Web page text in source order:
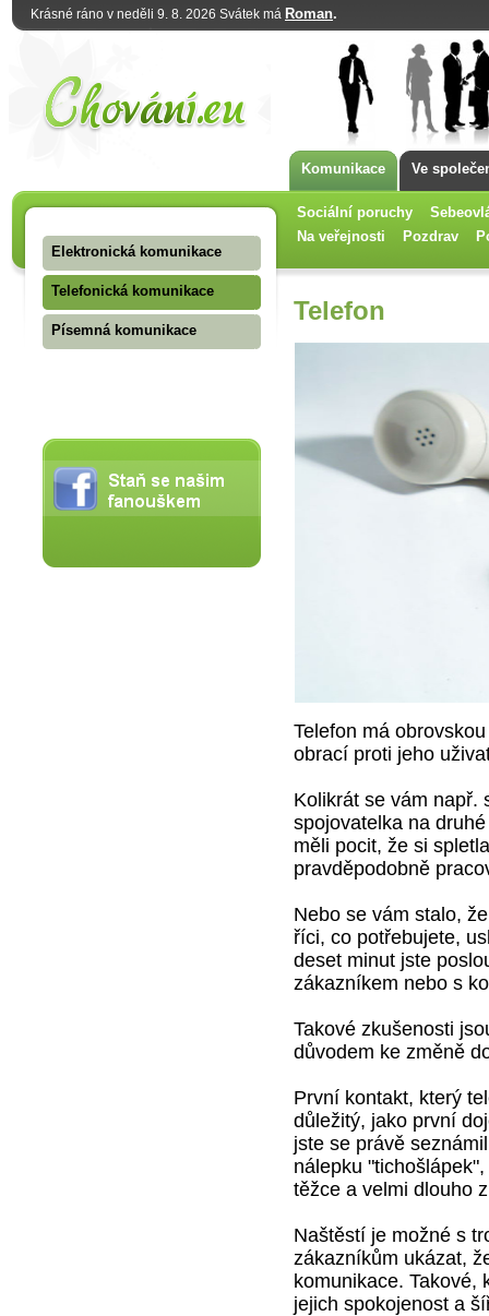
Krásné ráno v neděli 9. 8. 2026 Svátek má Roman.
Komunikace Ve
Sociální poruchy
Na veřejnosti
Pozdrav
Elektronická komunikace
Telefonická komunikace
Písemná komunikace
Telefon
Telefon má
obrací proti jeho
Kolikrát se vám např.
spojovatelka na
měli pocit, že si
pravděpodobně
Nebo se vám stalo,
říci, co potřebujete,
deset minut jste
zákazníkem nebo s
Takové zkušenosti
důvodem ke změně
První kontakt, který
důležitý, jako první
jste se právě
nálepku
těžce a velmi dlouho
Naštěstí je možné s
zákazníkům ukázat,
komunikace. Takové,
jejich spokojenost a